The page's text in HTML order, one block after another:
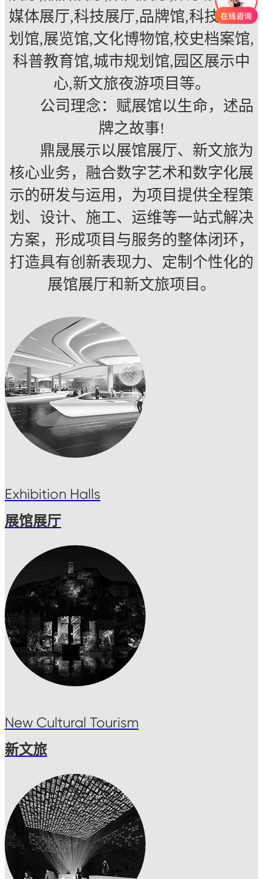
媒体展厅,科技展厅,品牌馆,科技馆,规
划馆,展览馆,文化博物馆,校史档案馆,
科普教育馆,城市规划馆,园区展示中
心,新文旅夜游项目等。
公司理念：赋展馆以生命，述品
牌之故事!
鼎晟展示以展馆展厅、新文旅为
核心业务，融合数字艺术和数字化展
示的研发与运用，为项目提供全程策
划、设计、施工、运维等一站式解决
方案，形成项目与服务的整体闭环，
打造具有创新表现力、定制个性化的
展馆展厅和新文旅项目。
Exhibition Halls
展馆展厅
New Cultural Tourism
新文旅